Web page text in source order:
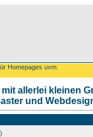
Homepages uvm.
allerlei kleinen
und